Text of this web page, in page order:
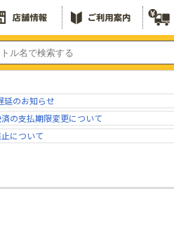
延のお知らせ
の支払期限変更について
について